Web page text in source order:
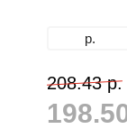
р.
208.43 р.